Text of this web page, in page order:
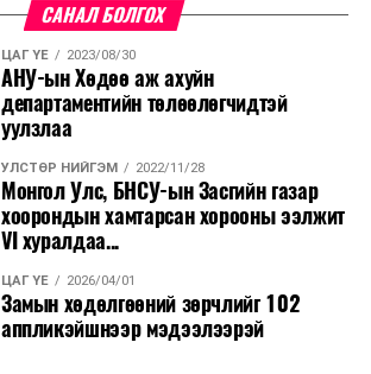
САНАЛ БОЛГОХ
ЦАГ ҮЕ 2023/08/30
АНУ-ын Хөдөө аж ахуйн
департаментийн төлөөлөгчидтэй
уулзлаа
УЛСТӨР НИЙГЭМ 2022/11/28
Монгол Улс, БНСУ-ын Засгийн газар
хоорондын хамтарсан хорооны ээлжит
VI хуралдаа...
ЦАГ ҮЕ 2026/04/01
Замын хөдөлгөөний зөрчлийг 102
аппликэйшнээр мэдээлээрэй